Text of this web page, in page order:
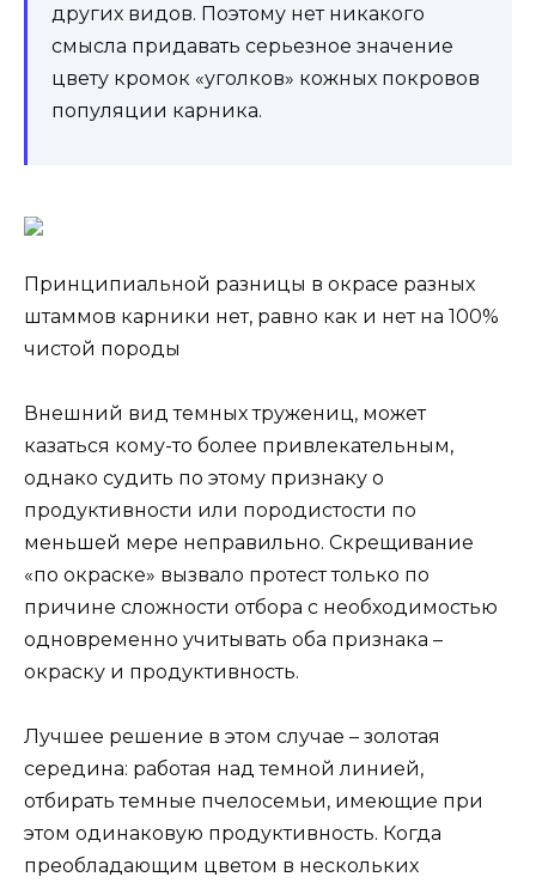
других видов. Поэтому нет никакого
смысла придавать серьезное значение
цвету кромок «уголков» кожных покровов
популяции карника.
Принципиальной разницы в окрасе разных
штаммов карники нет, равно как и нет на 100%
чистой породы
Внешний вид темных тружениц, может
казаться кому-то более привлекательным,
однако судить по этому признаку о
продуктивности или породистости по
меньшей мере неправильно. Скрещивание
«по окраске» вызвало протест только по
причине сложности отбора с необходимостью
одновременно учитывать оба признака –
окраску и продуктивность.
Лучшее решение в этом случае – золотая
середина: работая над темной линией,
отбирать темные пчелосемьи, имеющие при
этом одинаковую продуктивность. Когда
преобладающим цветом в нескольких